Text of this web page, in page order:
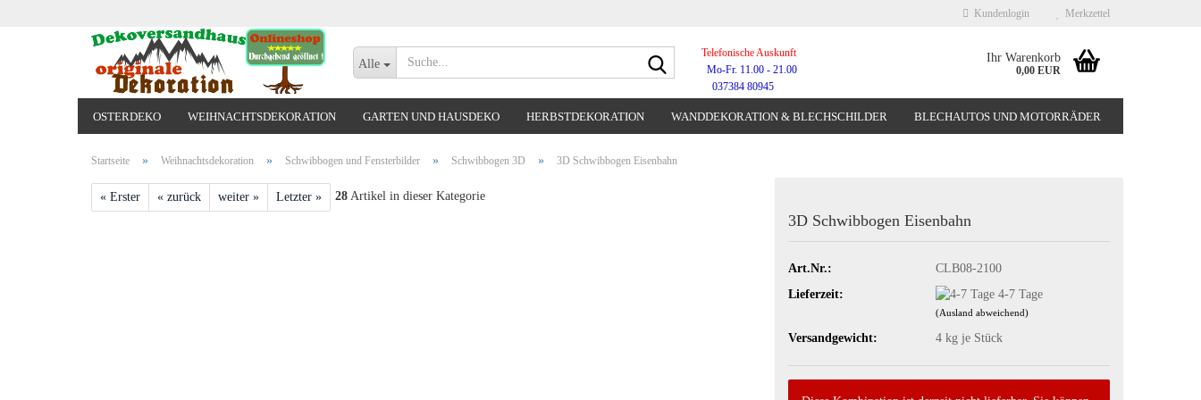
Kundenlogin Merkzettel
Alle
Suche...Telefonische Auskunft
Mo-Fr. 11.00 - 21.00
037384 80945
Ihr Warenkorb
0,00 EUR
OSTERDEKO WEIHNACHTSDEKORATION GARTEN UND HAUSDEKO HERBSTDEKORATION WANDDEKORATION & BLECHSCHILDER BLECHAUTOS UND MOTORRÄDER
Startseite » Weihnachtsdekoration » Schwibbogen und Fensterbilder » Schwibbogen 3D » 3D Schwibbogen Eisenbahn
« Erster « zurück weiter » Letzter » 28 Artikel in dieser Kategorie
3D Schwibbogen Eisenbahn
Art.Nr.:
CLB08-2100
Lieferzeit:
4-7 Tage
(Ausland abweichend)
Versandgewicht: 4 kg je Stück